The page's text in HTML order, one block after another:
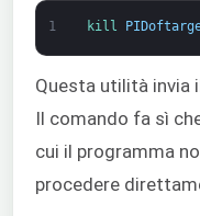
1 kill
Questa utilità invia
Il comando fa sì
cui il programma
procedere